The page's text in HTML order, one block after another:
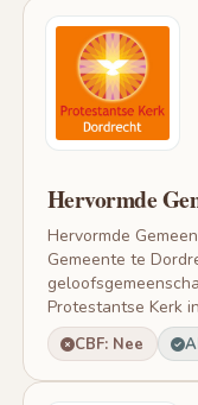
Hervormde
Hervormde
Gemeente te
Protestantse Kerk
CBF: Nee